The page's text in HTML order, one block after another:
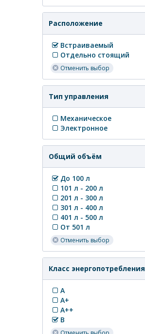
Расположение
Встраиваемый
Отдельно стоящий
Отменить выбор
Тип управления
Механическое
Электронное
Общий объём
До 100 л
101 л - 200 л
201 л - 300 л
301 л - 400 л
401 л - 500 л
От 501 л
Отменить выбор
Класс энергопотребления
A
A+
A++
B